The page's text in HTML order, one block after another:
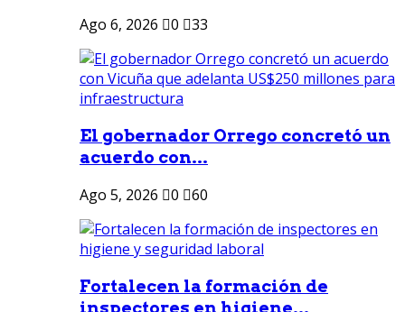
Ago 6, 2026 0 33
El gobernador Orrego concretó un
acuerdo con...
Ago 5, 2026 0 60
Fortalecen la formación de